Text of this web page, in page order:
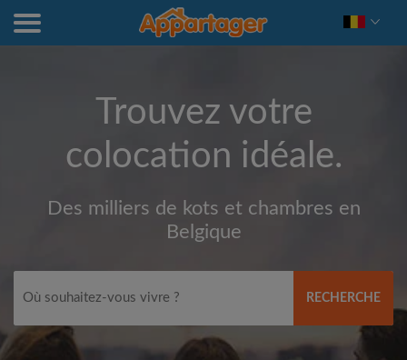
Trouvez votre
colocation idéale.
Des milliers de kots et chambres en
Belgique
RECHERCHE